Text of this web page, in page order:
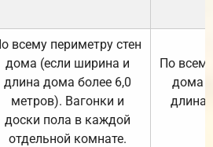
всему периметру стен
дома (если ширина и
длина дома более 6,0
метров). Вагонки и
доски пола в каждой
отдельной комнате.
По
дома
длина